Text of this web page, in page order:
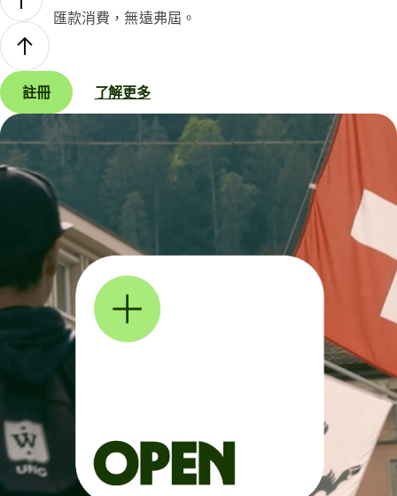
匯款消費，無遠弗屆。
註冊 了解更多